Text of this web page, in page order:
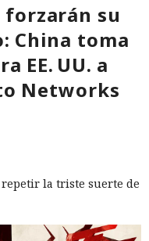
forzarán su
China toma
EE. UU. a
Networks
la triste suerte de